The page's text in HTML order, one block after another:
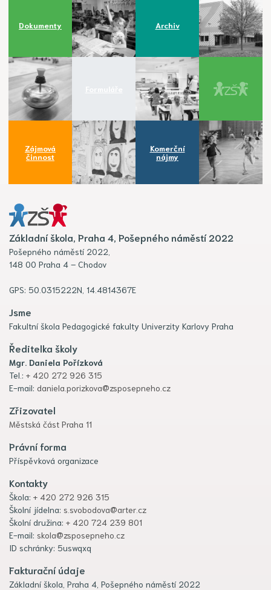
Dokumenty Archiv
Zájmová
činnost
Komerční
nájmy
Základní škola, Praha 4, Pošepného náměstí 2022
Pošepného náměstí 2022,
148 00 Praha 4 – Chodov
GPS: 50.0315222N, 14.4814367E
Jsme
Fakultní škola Pedagogické fakulty Univerzity Karlovy Praha
Ředitelka školy
Mgr. Daniela Pořízková
Tel.: + 420 272 926 315
E-mail: daniela.porizkova@zsposepneho.cz
Zřizovatel
Městská část Praha 11
Právní forma
Příspěvková organizace
Kontakty
Škola: + 420 272 926 315
Školní jídelna: s.svobodova@arter.cz
Školní družina: + 420 724 239 801
E-mail: skola@zsposepneho.cz
ID schránky: 5uswqxq
Fakturační údaje
Základní škola, Praha 4, Pošepného náměstí 2022